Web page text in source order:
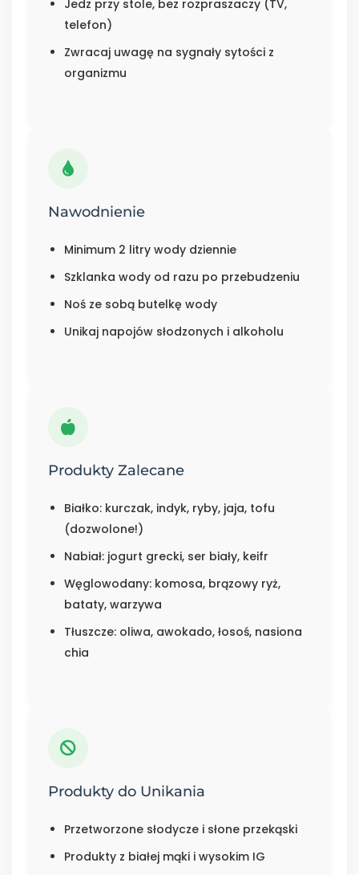
Jedz przy stole, bez rozpraszaczy (TV,
telefon)
Zwracaj uwagę na sygnały sytości z
organizmu
Nawodnienie
Minimum 2 litry wody dziennie
Szklanka wody od razu po przebudzeniu
Noś ze sobą butelkę wody
Unikaj napojów słodzonych i alkoholu
Produkty Zalecane
Białko: kurczak, indyk, ryby, jaja, tofu
(dozwolone!)
Nabiał: jogurt grecki, ser biały, keifr
Węglowodany: komosa, brązowy ryż,
bataty, warzywa
Tłuszcze: oliwa, awokado, łosoś, nasiona
chia
Produkty do Unikania
Przetworzone słodycze i słone przekąski
Produkty z białej mąki i wysokim IG